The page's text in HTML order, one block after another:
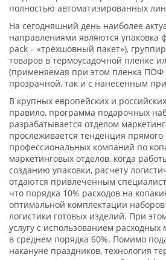
полностью автоматизированных
На сегодняшний день наиболее
направлениями являются упаковка
pack – «трёхшовный пакет»),
товаров в термоусадочной пленке
(применяемая при этом пленка ПОФ
прозрачной, так и с нанесенным
В крупных европейских и
правило, программа подарочных
разрабатывается отделом
прослеживается тенденция прямого
профессиональных компаний по
маркетинговых отделов, когда
созданию упаковки, расчету
отдаются привлеченным
что порядка 10% расходов на
оптимальной комплектации
логистики готовых изделий. При
услугу с использованием расходных
в среднем порядка 60%. Помимо
накануне праздников, технология